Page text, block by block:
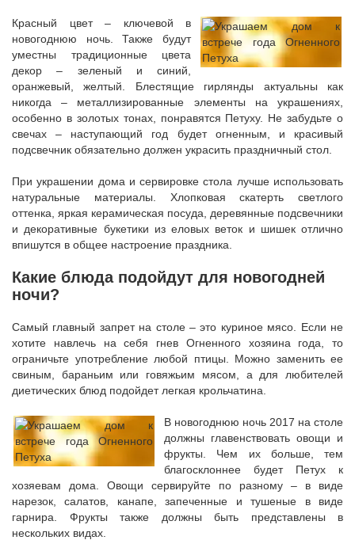
Красный цвет – ключевой в
новогоднюю ночь. Также будут
уместны традиционные цвета
декор – зеленый и синий,
оранжевый, желтый. Блестящие гирлянды актуальны как
никогда – металлизированные элементы на украшениях,
особенно в золотых тонах, понравятся Петуху. Не забудьте о
свечах – наступающий год будет огненным, и красивый
подсвечник обязательно должен украсить праздничный стол.
При украшении дома и сервировке стола лучше использовать
натуральные материалы. Хлопковая скатерть светлого
оттенка, яркая керамическая посуда, деревянные подсвечники
и декоративные букетики из еловых веток и шишек отлично
впишутся в общее настроение праздника.
Какие блюда подойдут для новогодней
ночи?
Самый главный запрет на столе – это куриное мясо. Если не
хотите навлечь на себя гнев Огненного хозяина года, то
ограничьте употребление любой птицы. Можно заменить ее
свиным, бараньим или говяжьим мясом, а для любителей
диетических блюд подойдет легкая крольчатина.
В новогоднюю ночь 2017 на столе
должны главенствовать овощи и
фрукты. Чем их больше, тем
благосклоннее будет Петух к
хозяевам дома. Овощи сервируйте по разному – в виде
нарезок, салатов, канапе, запеченные и тушеные в виде
гарнира. Фрукты также должны быть представлены в
нескольких видах.